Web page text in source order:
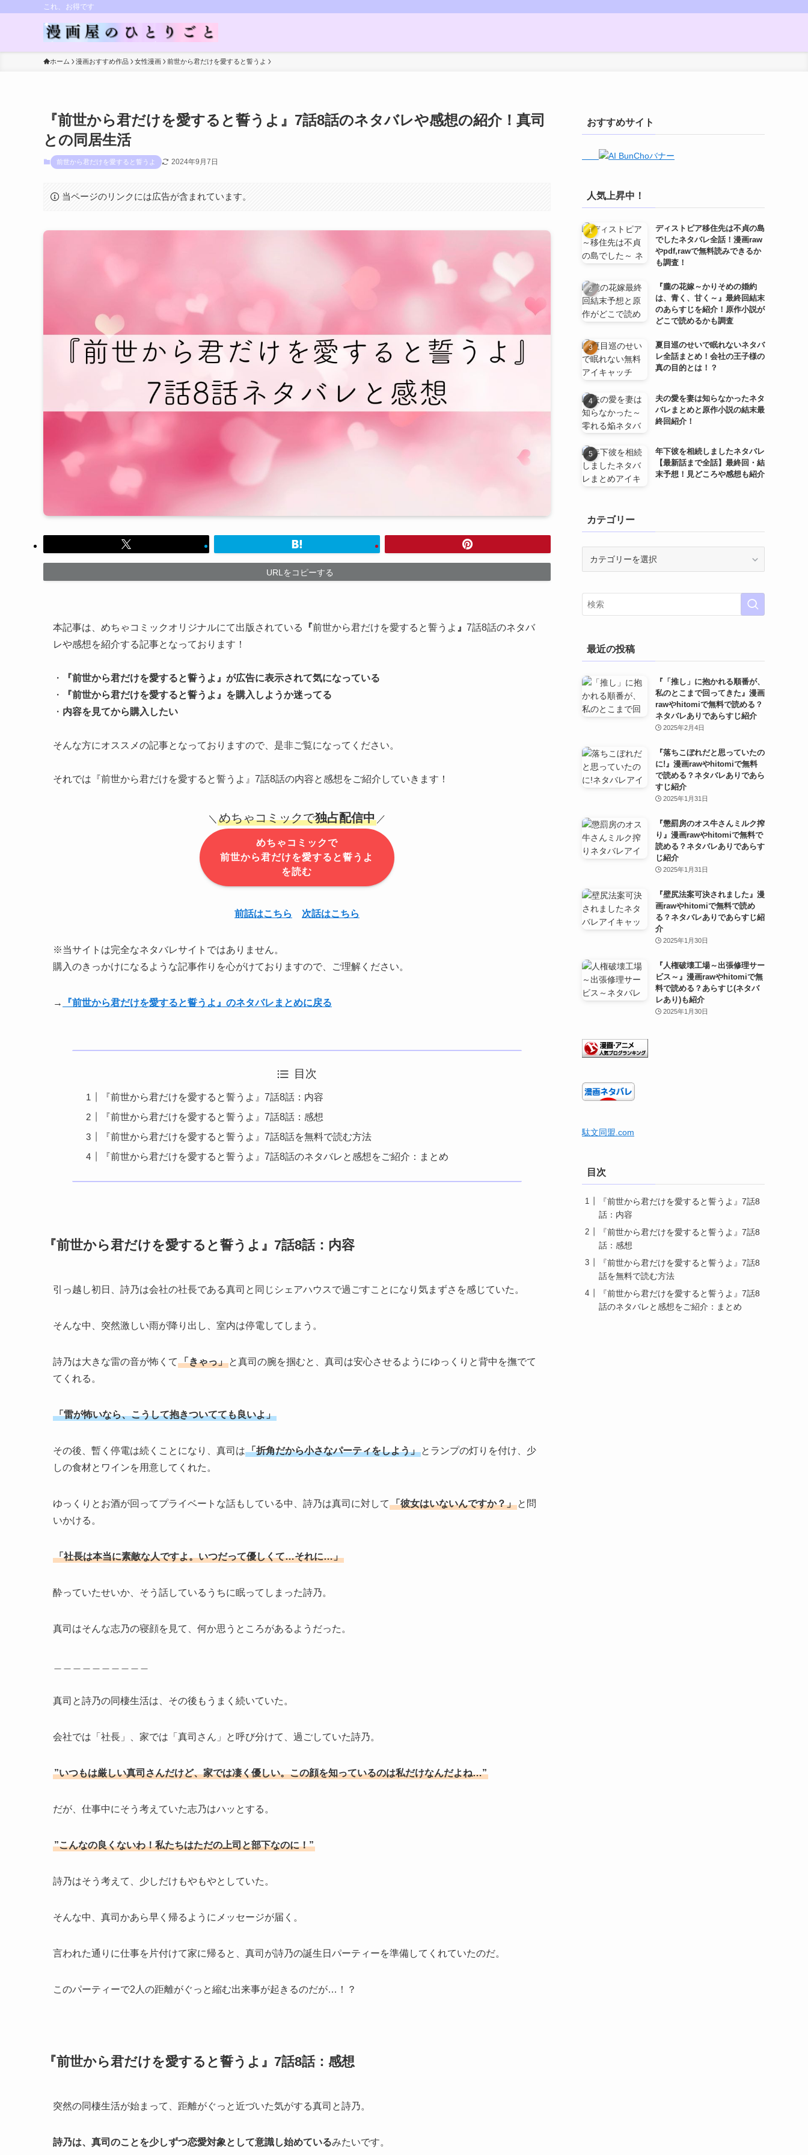
これ、お得です
ホーム 漫画おすすめ作品 女性漫画 前世から君だけを愛すると誓うよ
『前世から君だけを愛すると誓うよ』7話8話のネタバレや感想の紹介！真司
との同居生活
前世から君だけを愛すると誓うよ 2024年9月7日
当ページのリンクには広告が含まれています。
URLをコピーする
本記事は、めちゃコミックオリジナルにて出版されている 『前世から君だけを愛すると誓うよ 』 7話8話のネタバ
レや感想を紹介する記事となっております！
・
『前世から君だけを愛すると誓うよ』が広告に表示されて気になっている
・
『前世から君だけを愛すると誓うよ 』を購入しようか迷ってる
・ 内容を見てから購入したい
そんな方にオススメの記事となっておりますので、是非ご覧になってください。
それでは『前世から君だけを愛すると誓うよ』7話8話の内容と感想をご紹介していきます！
＼ めちゃコミックで独占配信中 ／
めちゃコミックで
前世から君だけを愛すると誓うよ
を読む
前話はこちら 次話はこちら
※当サイトは完全なネタバレサイトではありません。
購入のきっかけになるような記事作りを心がけておりますので、ご理解ください。
→ 『前世から君だけを愛すると誓うよ』のネタバレまとめに戻る
目次
『前世から君だけを愛すると誓うよ』7話8話：内容
『前世から君だけを愛すると誓うよ』7話8話：感想
『前世から君だけを愛すると誓うよ』7話8話を無料で読む方法
『前世から君だけを愛すると誓うよ』7話8話のネタバレと感想をご紹介：まとめ
『前世から君だけを愛すると誓うよ』7話8話：内容
引っ越し初日、詩乃は会社の社長である真司と同じシェアハウスで過ごすことになり気まずさを感じていた。
そんな中、突然激しい雨が降り出し、室内は停電してしまう。
詩乃は大きな雷の音が怖くて 「きゃっ」 と真司の腕を掴むと、真司は安心させるようにゆっくりと背中を撫でて
てくれる。
「雷が怖いなら、こうして抱きついてても良いよ」
その後、暫く停電は続くことになり、真司は「折角だから小さなパーティをしよう」 とランプの灯りを付け、少
しの食材とワインを用意してくれた。
ゆっくりとお酒が回ってプライベートな話もしている中、詩乃は真司に対して 「彼女はいないんですか？」 と問
いかける。
「社長は本当に素敵な人ですよ。いつだって優しくて…それに…」
酔っていたせいか、そう話しているうちに眠ってしまった詩乃。
真司はそんな志乃の寝顔を見て、何か思うところがあるようだった。
真司と詩乃の同棲生活は、その後もうまく続いていた。
会社では「社長」、家では「真司さん」と呼び分けて、過ごしていた詩乃。
”いつもは厳しい真司さんだけど、家では凄く優しい。この顔を知っているのは私だけなんだよね…”
だが、仕事中にそう考えていた志乃はハッとする。
”こんなの良くないわ！私たちはただの上司と部下なのに！”
詩乃はそう考えて、少しだけもやもやとしていた。
そんな中、真司かあら早く帰るようにメッセージが届く。
言われた通りに仕事を片付けて家に帰ると、真司が詩乃の誕生日パーティーを準備してくれていたのだ。
このパーティーで2人の距離がぐっと縮む出来事が起きるのだが…！？
『前世から君だけを愛すると誓うよ』7話8話：感想
突然の同棲生活が始まって、距離がぐっと近づいた気がする真司と詩乃。
詩乃は、真司のことを少しずつ恋愛対象として意識し始めているみたいです。
おすすめサイト
人気上昇中！
ディストピア移住先は不貞の島
でしたネタバレ全話！漫画raw
やpdf,rawで無料読みできるか
も調査！
『朧の花嫁～かりそめの婚約
は、青く、甘く～』最終回結末
のあらすじを紹介！原作小説が
どこで読めるかも調査
夏目巡のせいで眠れないネタバ
レ全話まとめ！会社の王子様の
真の目的とは！？
夫の愛を妻は知らなかったネタ
バレまとめと原作小説の結末最
終回紹介！
年下彼を相続しましたネタバレ
【最新話まで全話】最終回・結
末予想！見どころや感想も紹介
カテゴリー
リ
ー
最近の投稿
『「推し」に抱かれる順番が、
私のとこまで回ってきた』漫画
rawやhitomiで無料で読める？
ネタバレありであらすじ紹介
2025年2月4日
『落ちこぼれだと思っていたの
に!』漫画rawやhitomiで無料
で読める？ネタバレありであら
すじ紹介
2025年1月31日
『懲罰房のオス牛さんミルク搾
り』漫画rawやhitomiで無料で
読める？ネタバレありであらす
じ紹介
2025年1月31日
『壁尻法案可決されました』漫
画rawやhitomiで無料で読め
る？ネタバレありであらすじ紹
介
2025年1月30日
『人権破壊工場～出張修理サー
ビス～』漫画rawやhitomiで無
料で読める？あらすじ(ネタバ
レあり)も紹介
2025年1月30日
駄文同盟.com
目次
『前世から君だけを愛すると誓うよ』7話8
話：内容
『前世から君だけを愛すると誓うよ』7話8
話：感想
『前世から君だけを愛すると誓うよ』7話8
話を無料で読む方法
『前世から君だけを愛すると誓うよ』7話8
話のネタバレと感想をご紹介：まとめ